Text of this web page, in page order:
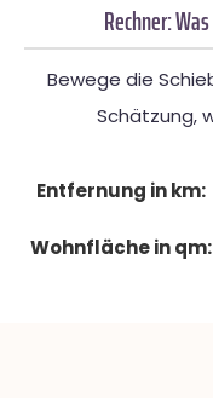
Rechner:
Bewege die
Schätzung,
Entfernung in km:
Wohnfläche in qm: